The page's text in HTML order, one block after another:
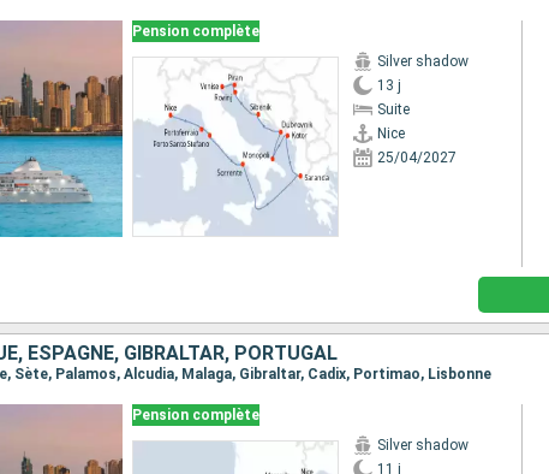
Pension complète
Silver shadow
13 j
Suite
Nice
25/04/2027
ESPAGNE, GIBRALTAR, PORTUGAL
Sète, Palamos, Alcudia, Malaga, Gibraltar, Cadix, Portimao, Lisbonne
Pension complète
Silver shadow
11 j